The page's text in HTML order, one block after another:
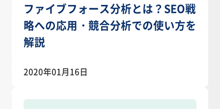
ファイブフォース分析とは？SEO戦
略への応用・競合分析での使い方を
解説
2020年01月16日